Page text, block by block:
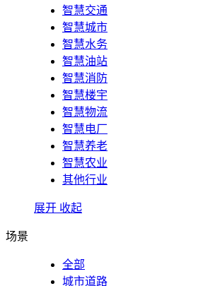
智慧交通
智慧城市
智慧水务
智慧油站
智慧消防
智慧楼宇
智慧物流
智慧电厂
智慧养老
智慧农业
其他行业
展开 收起
场景
全部
城市道路